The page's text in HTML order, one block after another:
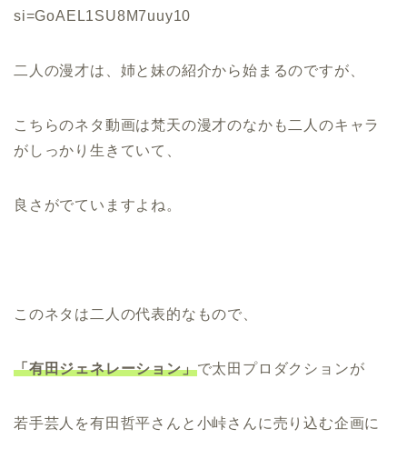
si=GoAEL1SU8M7uuy10
二人の漫才は、姉と妹の紹介から始まるのですが、
こちらのネタ動画は梵天の漫才のなかも二人のキャラ
がしっかり生きていて、
良さがでていますよね。
このネタは二人の代表的なもので、
「有田ジェネレーション」で太田プロダクションが
若手芸人を有田哲平さんと小峠さんに売り込む企画に